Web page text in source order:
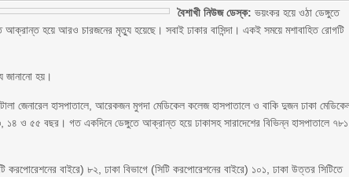
বৈশাখী নিউজ ডেস্ক: ভয়ংকর হয়ে ওঠা ডেঙ্গুতে
হয়ে আরও চারজনের মৃত্যু হয়েছে। সবাই ঢাকার বাসিন্দা। একই সময়ে মশাবাহিত রোগটি
জানানো হয়।
জেনারেল হাসপাতালে, আরেকজন মুগদা মেডিকেল কলেজ হাসপাতালে ও বাকি দুজন ঢাকা
ও ৫৫ বছর। গত একদিনে ডেঙ্গুতে আক্রান্ত হয়ে ঢাকাসহ সারাদেশের বিভিন্ন হাসপাতালে ৭৮১
করপোরেশনের বাইরে) ৮২, ঢাকা বিভাগে (সিটি করপোরেশনের বাইরে) ১০১, ঢাকা উত্তর সিটিতে